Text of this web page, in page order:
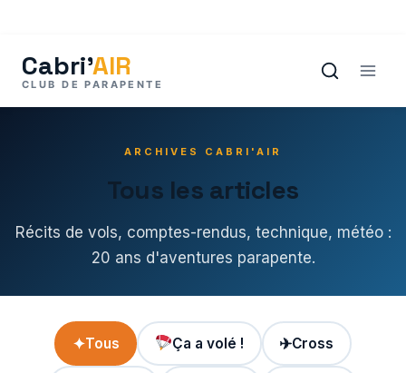
contenu
ARCHIVES CABRI'AIR
Tous les articles
Récits de vols, comptes-rendus, technique, météo :
20 ans d'aventures parapente.
✦Tous Ça a volé ! ✈Cross